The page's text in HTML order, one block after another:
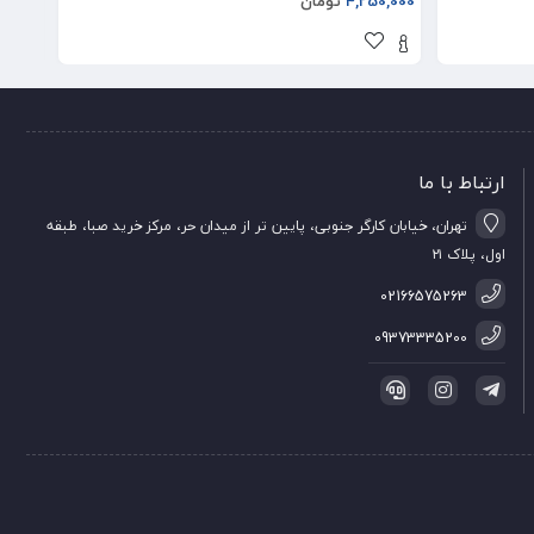
ارتباط با ما
تهران، خیابان کارگر جنوبی، پایین تر از میدان حر، مرکز خرید صبا، طبقه
اول، پلاک ۲۱
02166575263
09373335200